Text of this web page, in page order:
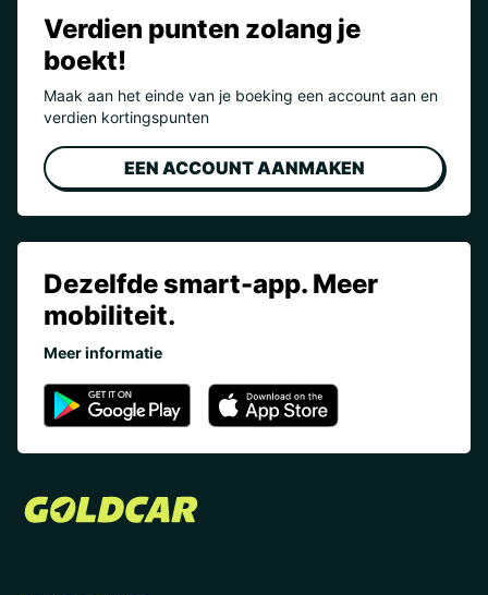
Verdien punten zolang je
boekt!
Maak aan het einde van je boeking een account aan en
verdien kortingspunten
EEN ACCOUNT AANMAKEN
Dezelfde smart-app. Meer
mobiliteit.
Meer informatie